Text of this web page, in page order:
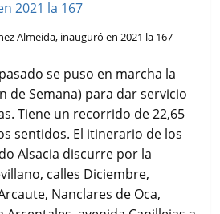
Almeida, inauguró en 2021 la 167
se puso en marcha la
de Semana) para dar servicio
Tiene un recorrido de 22,65
sentidos. El itinerario de los
Alsacia discurre por la
calles Diciembre,
Nanclares de Oca,